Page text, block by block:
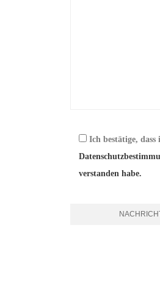
Ich bestätige, dass
verstanden habe.